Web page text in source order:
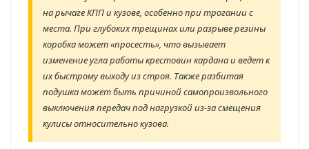
на рычаге КПП и кузове, особенно при трогании с
места. При глубоких трещинах или разрыве резины
коробка может «просесть», что вызывает
изменение угла работы крестовин кардана и ведет к
их быстрому выходу из строя. Также разбитая
подушка может быть причиной самопроизвольного
выключения передач под нагрузкой из-за смещения
кулисы относительно кузова.